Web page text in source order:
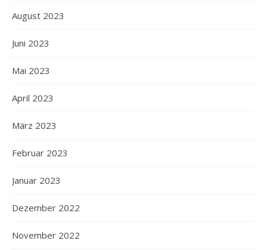
August 2023
Juni 2023
Mai 2023
April 2023
März 2023
Februar 2023
Januar 2023
Dezember 2022
November 2022